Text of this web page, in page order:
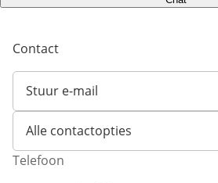
Contact
Stuur e-mail
Opent e-mailclient
Alle contactopties
Telefoon